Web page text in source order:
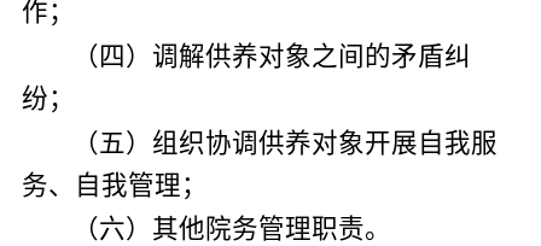
作；
（ 四 ） 调解供养对象之间的矛盾纠
纷；
（五） 组织协调供养对象开展自我服
务、自我管理 ；
（六） 其他院务管理职责。